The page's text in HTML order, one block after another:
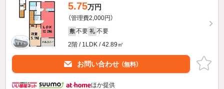
5.75万円
（管理費2,000円）
敷 不要 礼 不要
2階 / 1LDK / 42.89㎡
お問い合わせ （無料）
ほか提供